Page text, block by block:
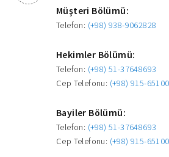
Müşteri Bölümü:
Telefon: (+98) 938-9062828
Hekimler Bölümü:
Telefon: (+98) 51-37648693
Cep Telefonu: (+98) 915-
Bayiler Bölümü:
Telefon: (+98) 51-37648693
Cep Telefonu: (+98) 915-